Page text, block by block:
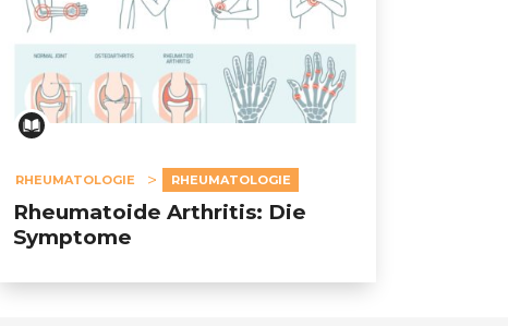
RHEUMATOLOGIE RHEUMATOLOGIE
Rheumatoide Arthritis: Die
Symptome